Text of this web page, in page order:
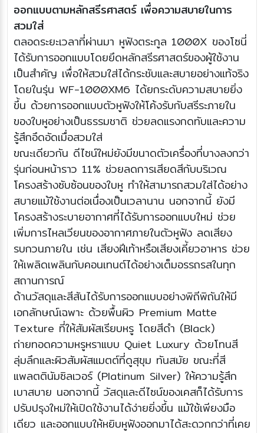
ออกแบบตามหลักสรีรศาสตร์ เพื่อความสบายในการ
สวมใส่
ตลอดระยะเวลาที่ผ่านมา หูฟังตระกูล 1000X ของโซนี่
ได้รับการออกแบบโดยยึดหลักสรีรศาสตร์ของผู้ใช้งาน
เป็นสำคัญ เพื่อให้สวมใส่ได้กระชับและสบายอย่างแท้จริง
โดยในรุ่น WF-1000XM6 ได้ยกระดับความสบายยิ่ง
ขึ้น ด้วยการออกแบบตัวหูฟังให้โค้งรับกับสรีระภายใน
ของใบหูอย่างเป็นธรรมชาติ ช่วยลดแรงกดทับและความ
รู้สึกอึดอัดเมื่อสวมใส่
ขณะเดียวกัน ดีไซน์ใหม่ยังมีขนาดตัวเครื่องที่บางลงกว่า
รุ่นก่อนหน้าราว 11% ช่วยลดการเสียดสีกับบริเวณ
โครงสร้างซับซ้อนของใบหู ทำให้สามารถสวมใส่ได้อย่าง
สบายแม้ใช้งานต่อเนื่องเป็นเวลานาน นอกจากนี้ ยังมี
โครงสร้างระบายอากาศที่ได้รับการออกแบบใหม่ ช่วย
เพิ่มการไหลเวียนของอากาศภายในตัวหูฟัง ลดเสียง
รบกวนภายใน เช่น เสียงฝีเท้าหรือเสียงเคี้ยวอาหาร ช่วย
ให้เพลิดเพลินกับคอนเทนต์ได้อย่างเต็มอรรถรสในทุก
สถานการณ์
ด้านวัสดุและสีสันได้รับการออกแบบอย่างพิถีพิถันให้มี
เอกลักษณ์เฉพาะ ด้วยพื้นผิว Premium Matte
Texture ที่ให้สัมผัสเรียบหรู โดยสีดำ (Black)
ถ่ายทอดความหรูหราแบบ Quiet Luxury ด้วยโทนสี
ลุ่มลึกและผิวสัมผัสแมตต์ที่ดูสุขุม ทันสมัย ขณะที่สี
แพลตตินัมซิลเวอร์ (Platinum Silver) ให้ความรู้สึก
เบาสบาย นอกจากนี้ วัสดุและดีไซน์ของเคสก็ได้รับการ
ปรับปรุงใหม่ให้เปิดใช้งานได้ง่ายยิ่งขึ้น แม้ใช้เพียงมือ
เดียว และออกแบบให้หยิบหูฟังออกมาได้สะดวกกว่าที่เคย